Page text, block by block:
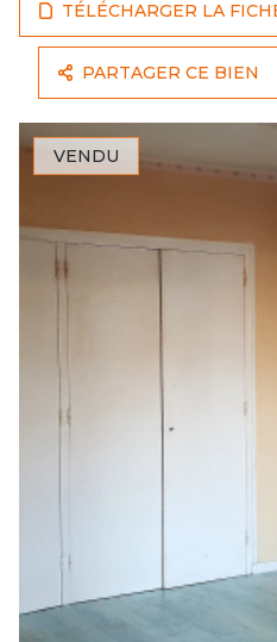
TÉLÉCHARGER LA
PARTAGER CE BIEN
VENDU